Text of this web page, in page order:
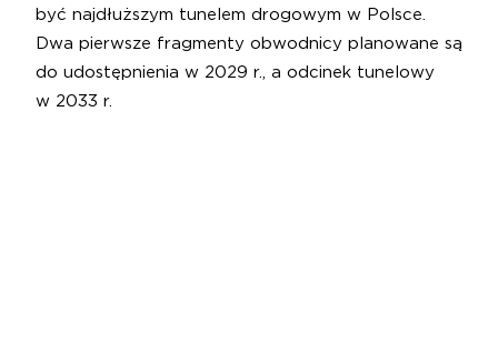
być najdłuższym tunelem drogowym w Polsce.
Dwa pierwsze fragmenty obwodnicy planowane są
do udostępnienia w 2029 r., a odcinek tunelowy
w 2033 r.